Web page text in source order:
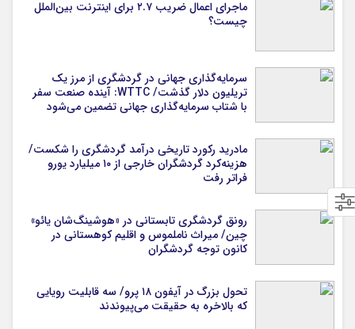
ماجرای اعمال ضریب ۲.۷ برای اینترنت بین‌الملل
چیست؟
سرمایه‌گذاری جهانی در گردشگری از مرز یک
تریلیون دلار گذشت/ WTTC: آینده صنعت سفر
با شتاب سرمایه‌گذاری جهانی تضمین می‌شود
مادرید رکورد تاریخی درآمد گردشگری را شکست/
هزینه‌کرد گردشگران خارجی از ۱۰ میلیارد یورو
فراتر رفت
رونق گردشگری تابستانی در «هوشینگ‌شان یائو»
چین/ میراث ناملموس و اقلیم کوهستانی در
کانون توجه گردشگران
تحول بزرگ در آیفون ۱۸ پرو/ سه قابلیت رویایی
که بالاخره به حقیقت می‌پیوندند